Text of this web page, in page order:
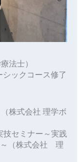
法士）
ックコース修了
株式会社 理学ボ
技セミナー～実践
～（株式会社 理